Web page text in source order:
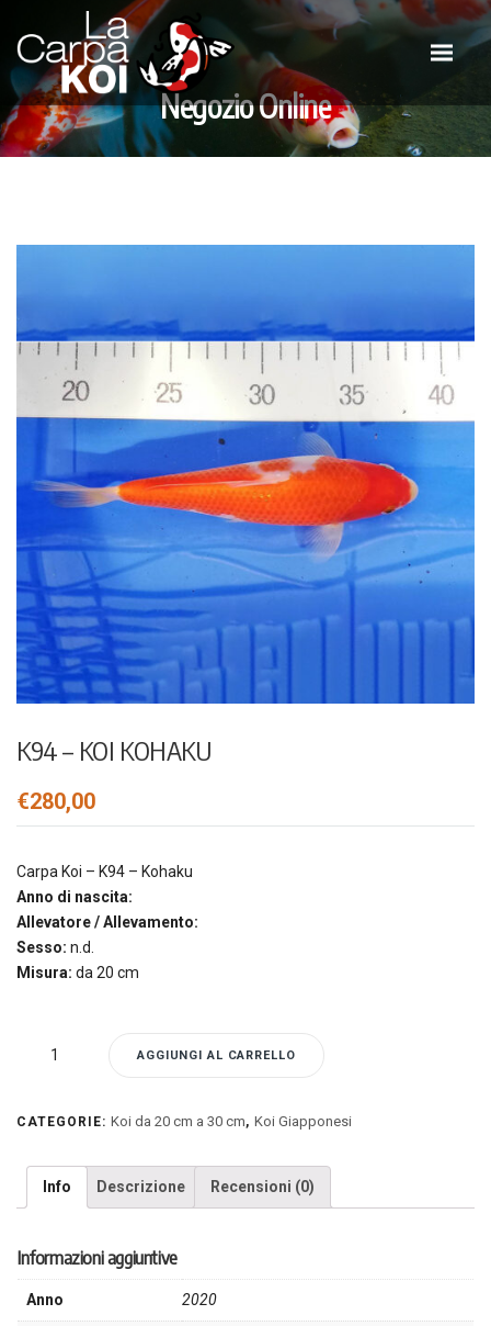
Negozio Online
K94 – KOI KOHAKU
€280,00
Carpa Koi – K94 – Kohaku
Anno di nascita:
Allevatore / Allevamento:
Sesso: n.d.
Misura: da 20 cm
Kohaku
AGGIUNGI AL CARRELLO
CATEGORIE: Koi da 20 cm a 30 cm, Koi Giapponesi
Info Descrizione Recensioni (0)
Informazioni aggiuntive
Anno 2020